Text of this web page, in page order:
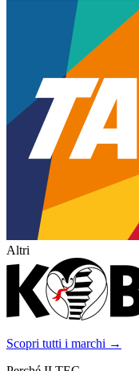
Altri
Scopri tutti i marchi →